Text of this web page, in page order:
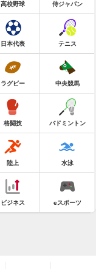
高校野球 侍ジャパン
日本代表 テニス
ラグビー 中央競馬
格闘技 バドミントン
陸上 水泳
ビジネス eスポーツ